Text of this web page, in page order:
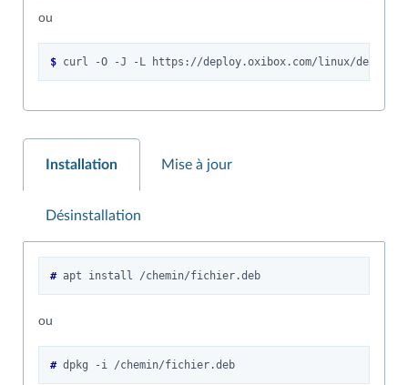
ou
$ curl -O -J -L
Installation Mise à jour
Désinstallation
# apt install /chemin/fichier.deb
ou
# dpkg -i /chemin/fichier.deb